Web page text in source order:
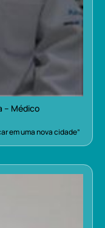
– Médico
em uma nova cidade”